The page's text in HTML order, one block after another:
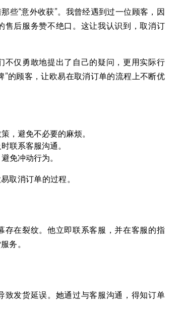
些“意外收获”。我曾经遇到过一位顾客，因
售后服务赞不绝口。这让我认识到，取消订
仅勇敢地提出了自己的疑问，更用实际行
的顾客，让欧易在取消订单的流程上不断优
，避免不必要的麻烦。
联系客服沟通。
免冲动行为。
取消订单的过程。
在裂纹。他立即联系客服，并在客服的指
务。
发货延误。她通过与客服沟通，得知订单